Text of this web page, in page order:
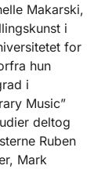
Makarski,
i
for
hun
i
Music”
deltog
Ruben
Mark